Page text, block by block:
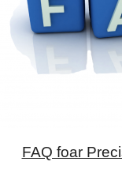
FAQ foar